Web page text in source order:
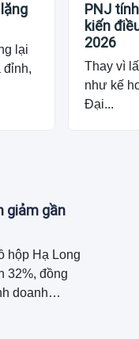
lại
đỉnh,
PNJ
kiến
2026
Thay vì
như kế
Đại...
giảm gần
hộp Hạ Long
32%, đồng
doanh
tồn kho,